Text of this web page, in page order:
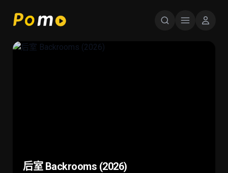
超级少女 Supergirl (2026)
后室 Backrooms (2026)
火遮眼 (2025)
The Mandalorian & Grogu (2026)